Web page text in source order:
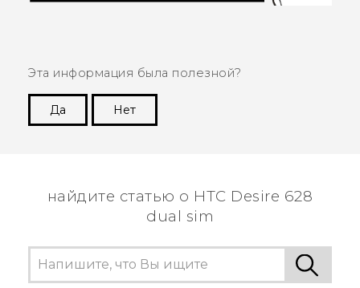
Эта информация была полезной?
Да
Нет
найдите статью о HTC Desire 628
dual sim